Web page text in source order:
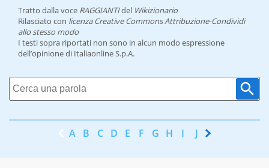
Tratto dalla voce RAGGIANTIdel Wikizionario
Rilasciato con licenza Creative Commons Attribuzione-Condividi
allo stesso modo
I testi sopra riportati non sono in alcun modo espressione
dell’opinione di Italiaonline S.p.A.
A B C D E F G H I J K